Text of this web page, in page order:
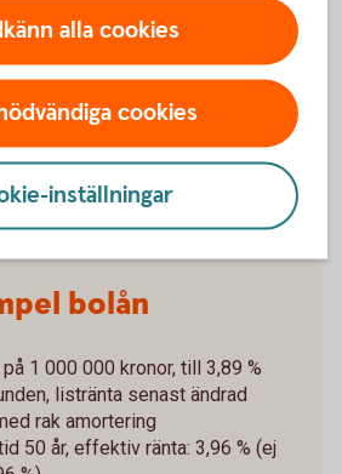
i ditt hem, till exempel lampor och
energikoll för att få förslag på
bolån
1 000 000 kronor, till 3,89 %
listränta senast ändrad
rak amortering
50 år, effektiv ränta: 3,96 % (ej
alla cookies
cookies
inställningar